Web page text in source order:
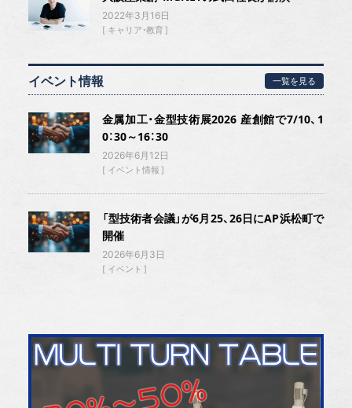
2022年3月16日
キャリア・教育
イベント情報 一覧を見る
金属加工・金型技術展2026 産創館で7/10、1
0：30～16：30
2026年6月12日
イベント情報
「型技術者会議」が6月25、26日にAP浜松町で
開催
2026年6月3日
イベント